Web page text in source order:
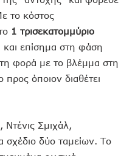
το κόστος
1 τρισεκατομμύριο
και επίσημα στη φάση
φορά με το βλέμμα στη
όποιον διαθέτει
Σμιχάλ,
δύο ταμείων. Το